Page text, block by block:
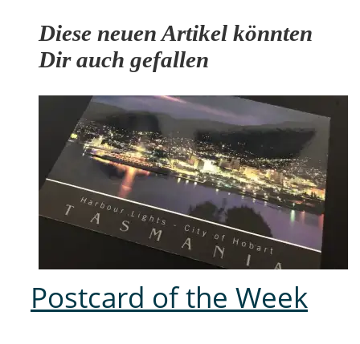
Diese neuen Artikel könnten
Dir auch gefallen
Postcard of the Week